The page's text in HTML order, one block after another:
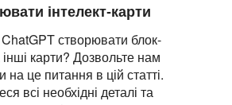
інтелект-карти
створювати блок-
карти? Дозвольте нам
на це питання в цій статті.
всі необхідні деталі та